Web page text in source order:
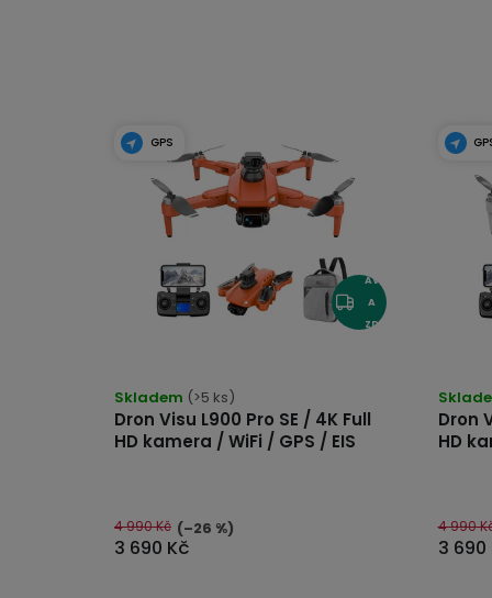
u
z
GPS
AV
A
ZD
Dron Visu L900 Pro SE / 4K Full
HD kamera / WiFi / GPS / EIS
je
4,5
z
5
hvězdiček.
Skladem (>5 ks)
3 690 Kč
4 990 Kč (–26 %)
Dron
HD
3 690
4 990